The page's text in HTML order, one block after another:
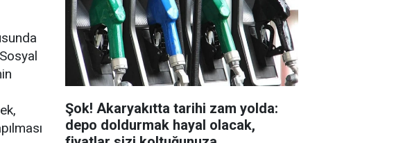
Şok! Akaryakıtta tarihi zam yolda:
depo doldurmak hayal olacak,